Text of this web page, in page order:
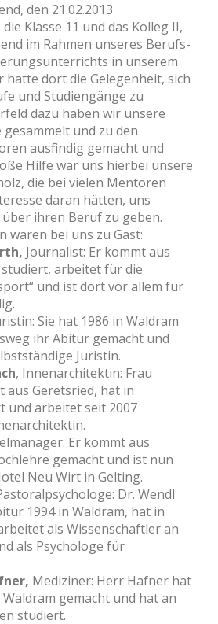
den 21.02.2013
Klasse 11 und das Kolleg II,
im Rahmen unseres Berufs-
in unserem
hatte dort die Gelegenheit, sich
und Studiengänge zu
dazu haben wir unsere
und zu den
ausfindig gemacht und
Hilfe war uns hierbei unsere
die bei vielen Mentoren
daran hätten, uns
ihren Beruf zu geben.
waren bei uns zu Gast:
Journalist: Er kommt aus
arbeitet für die
und ist dort vor allem für
Sie hat 1986 in Waldram
ihr Abitur gemacht und
Juristin.
, Innenarchitektin: Frau
aus Geretsried, hat in
und arbeitet seit 2007
Er kommt aus
gemacht und ist nun
Neu Wirt in Gelting.
Dr. Wendl
1994 in Waldram, hat in
als Wissenschaftler an
als Psychologe für
Mediziner: Herr Hafner hat
gemacht und hat an
studiert.